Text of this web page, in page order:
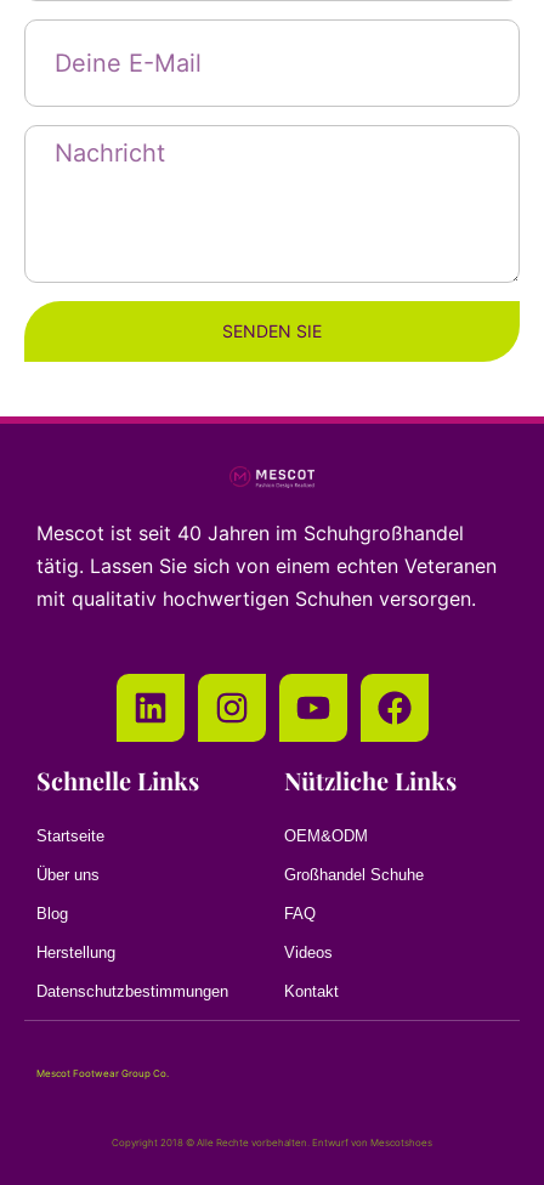
SENDEN SIE
Mescot ist seit 40 Jahren im Schuhgroßhandel
tätig. Lassen Sie sich von einem echten Veteranen
mit qualitativ hochwertigen Schuhen versorgen.
Schnelle Links
Startseite
Über uns
Blog
Herstellung
Datenschutzbestimmungen
Nützliche Links
OEM&ODM
Großhandel Schuhe
FAQ
Videos
Kontakt
Mescot Footwear Group Co.
Copyright 2018 © Alle Rechte vorbehalten. Entwurf von Mescotshoes